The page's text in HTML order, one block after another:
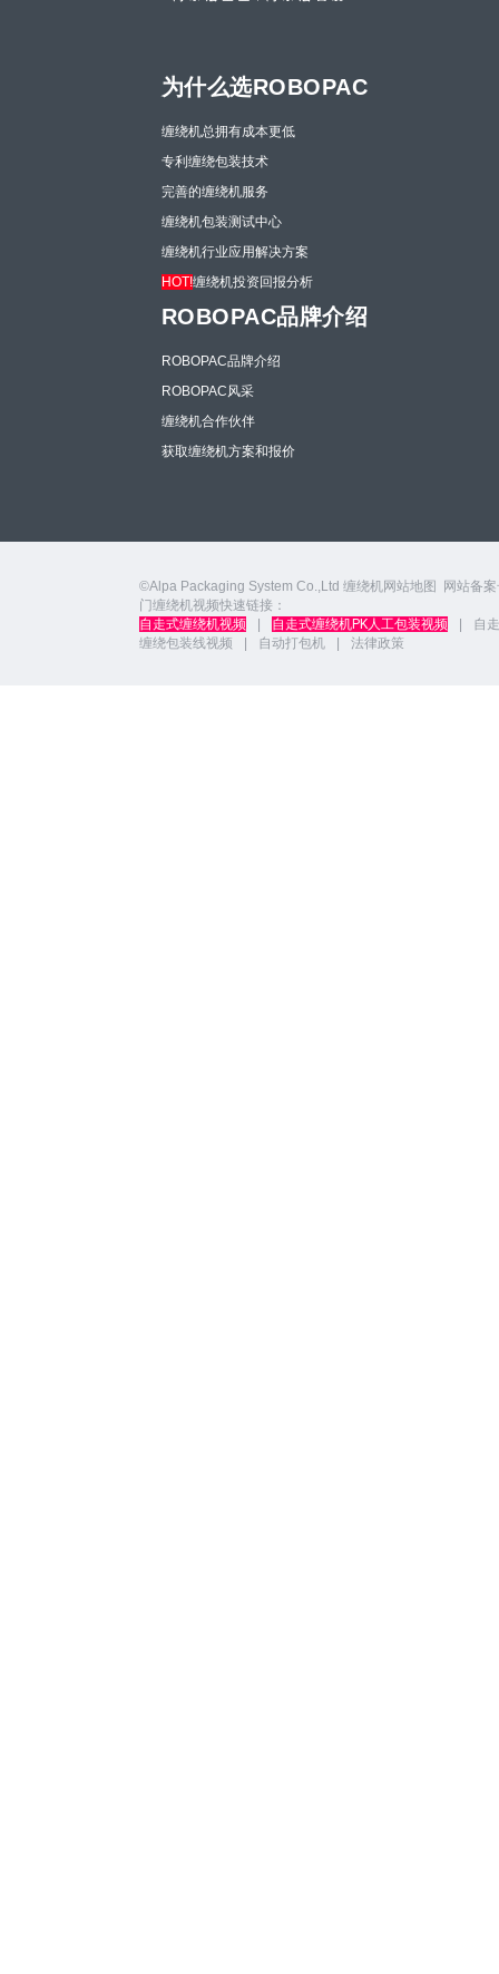
为什么选ROBOPAC
缠绕机总拥有成本更低
专利缠绕包装技术
完善的缠绕机服务
缠绕机包装测试中心
缠绕机行业应用解决方案
HOT!缠绕机投资回报分析
ROBOPAC品牌介绍
ROBOPAC品牌介绍
ROBOPAC风采
缠绕机合作伙伴
获取缠绕机方案和报价
©Alpa Packaging System Co.,Ltd 缠绕机网站地图 网站备
门缠绕机视频快速链接：
自走式缠绕机视频
| 自走式缠绕机PK人工包装视频 |
自
缠绕包装线视频
| 自动打包机 | 法律政策